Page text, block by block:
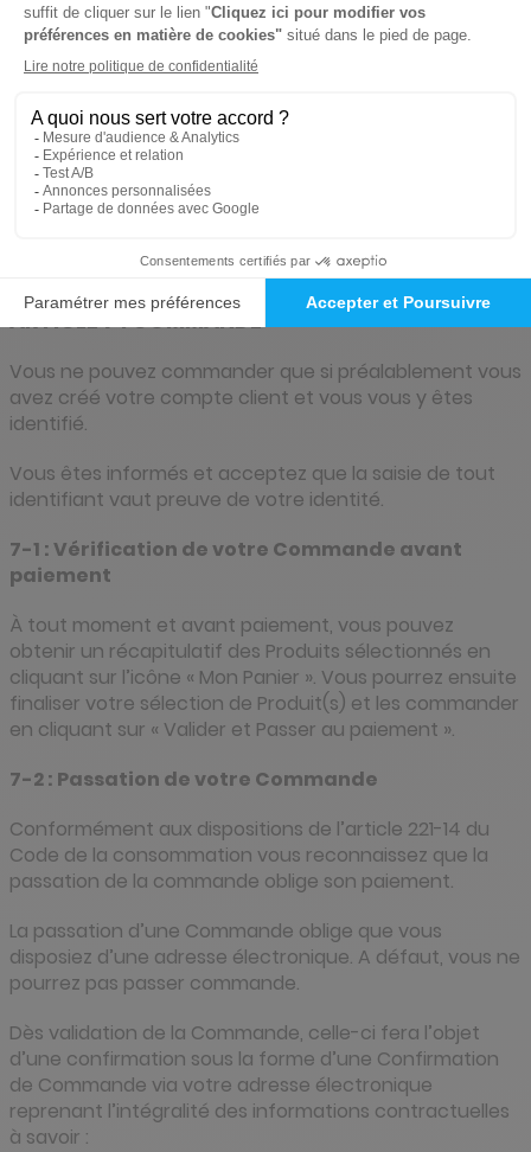
prennent la forme d’un code sécurisé alphanumérique.
même quel que soit le nombre d’abonnement souscrit
dans une même commande.
Le montant du ou des bon(s) d’achat ne peut pas faire
l’objet de remboursement.
ARTICLE 7 : COMMANDE
Vous ne pouvez commander que si préalablement vous
avez créé votre compte client et vous vous y êtes
identifié.
Vous êtes informés et acceptez que la saisie de tout
identifiant vaut preuve de votre identité.
7-1 : Vérification de votre Commande avant
paiement
À tout moment et avant paiement, vous pouvez
obtenir un récapitulatif des Produits sélectionnés en
cliquant sur l’icône « Mon Panier ». Vous pourrez ensuite
finaliser votre sélection de Produit(s) et les commander
en cliquant sur « Valider et Passer au paiement ».
7-2 : Passation de votre Commande
Conformément aux dispositions de l’article 221-14 du
Code de la consommation vous reconnaissez que la
passation de la commande oblige son paiement.
La passation d’une Commande oblige que vous
disposiez d’une adresse électronique. A défaut, vous ne
pourrez pas passer commande.
Dès validation de la Commande, celle-ci fera l’objet
d’une confirmation sous la forme d’une Confirmation
de Commande via votre adresse électronique
reprenant l’intégralité des informations contractuelles
à savoir :